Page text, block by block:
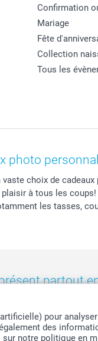
pour
des
notre politique en
Confirmation
Mariage
Fête
Collection
Tous les
photo
choix de cadeaux
à tous les
les tasses,
partout